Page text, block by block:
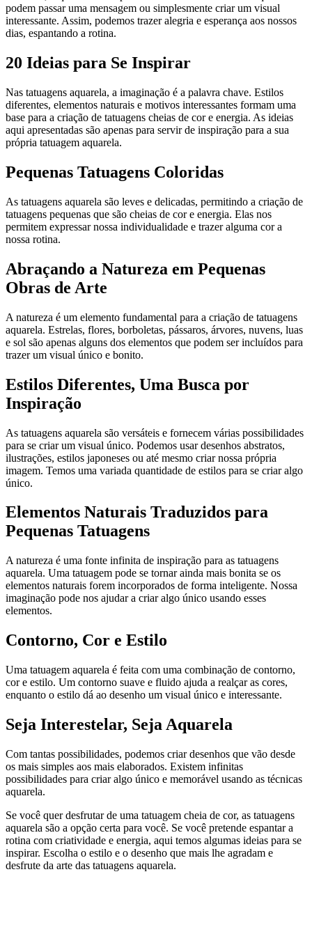
podem passar uma mensagem ou simplesmente criar um visual
interessante. Assim, podemos trazer alegria e esperança aos nossos
dias, espantando a rotina.
20 Ideias para Se Inspirar
Nas tatuagens aquarela, a imaginação é a palavra chave. Estilos
diferentes, elementos naturais e motivos interessantes formam uma
base para a criação de tatuagens cheias de cor e energia. As ideias
aqui apresentadas são apenas para servir de inspiração para a sua
própria tatuagem aquarela.
Pequenas Tatuagens Coloridas
As tatuagens aquarela são leves e delicadas, permitindo a criação de
tatuagens pequenas que são cheias de cor e energia. Elas nos
permitem expressar nossa individualidade e trazer alguma cor a
nossa rotina.
Abraçando a Natureza em Pequenas
Obras de Arte
A natureza é um elemento fundamental para a criação de tatuagens
aquarela. Estrelas, flores, borboletas, pássaros, árvores, nuvens, luas
e sol são apenas alguns dos elementos que podem ser incluídos para
trazer um visual único e bonito.
Estilos Diferentes, Uma Busca por
Inspiração
As tatuagens aquarela são versáteis e fornecem várias possibilidades
para se criar um visual único. Podemos usar desenhos abstratos,
ilustrações, estilos japoneses ou até mesmo criar nossa própria
imagem. Temos uma variada quantidade de estilos para se criar algo
único.
Elementos Naturais Traduzidos para
Pequenas Tatuagens
A natureza é uma fonte infinita de inspiração para as tatuagens
aquarela. Uma tatuagem pode se tornar ainda mais bonita se os
elementos naturais forem incorporados de forma inteligente. Nossa
imaginação pode nos ajudar a criar algo único usando esses
elementos.
Contorno, Cor e Estilo
Uma tatuagem aquarela é feita com uma combinação de contorno,
cor e estilo. Um contorno suave e fluido ajuda a realçar as cores,
enquanto o estilo dá ao desenho um visual único e interessante.
Seja Interestelar, Seja Aquarela
Com tantas possibilidades, podemos criar desenhos que vão desde
os mais simples aos mais elaborados. Existem infinitas
possibilidades para criar algo único e memorável usando as técnicas
aquarela.
Se você quer desfrutar de uma tatuagem cheia de cor, as tatuagens
aquarela são a opção certa para você. Se você pretende espantar a
rotina com criatividade e energia, aqui temos algumas ideias para se
inspirar. Escolha o estilo e o desenho que mais lhe agradam e
desfrute da arte das tatuagens aquarela.